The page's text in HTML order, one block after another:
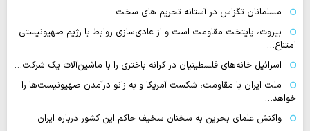
مسلمانان تگزاس در آستانه تحریم های سخت
بیروت، پایتخت مقاومت است و از عادی‌سازی روابط با رژیم صهیونیستی
امتناع…
اسرائیل خانه‌های فلسطینیان در کرانه باختری را با ماشین‌آلات یک شرکت…
ملت ایران با مقاومت، شکست آمریکا و به زانو درآمدن صهیونیست‌ها را
خواهد…
واکنش علمای بحرین به سخنان سخیف حاکم این کشور درباره ایران